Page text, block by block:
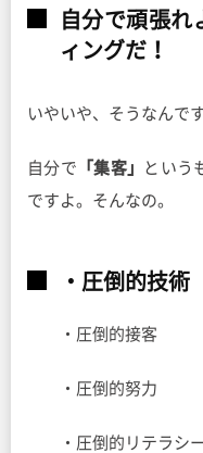
自分で頑張
ィングだ！
いやいや、そうなんで
自分で 「集客」
という
ですよ。そんなの。
・圧倒的技術
・圧倒的接客
・圧倒的努力
・圧倒的リテラシ